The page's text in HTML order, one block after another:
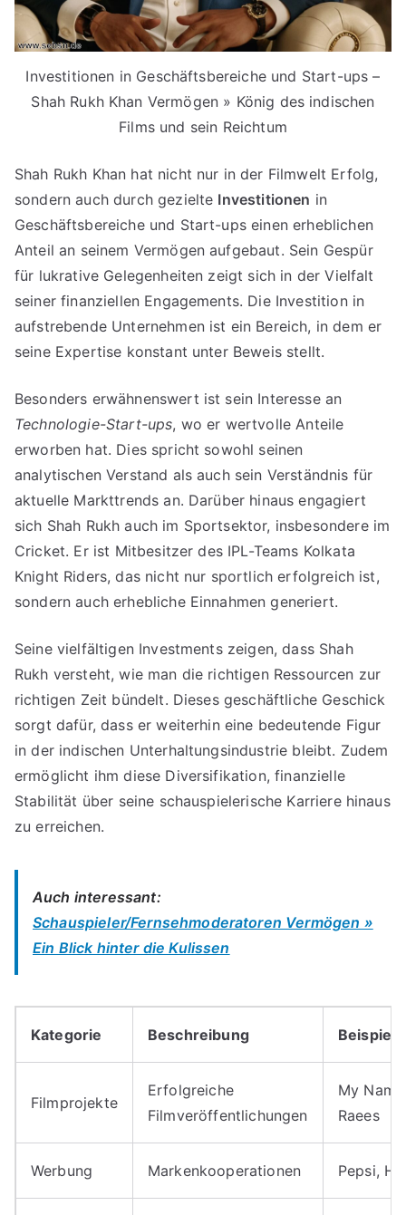
Investitionen in Geschäftsbereiche und Start-ups –
Shah Rukh Khan Vermögen » König des indischen
Films und sein Reichtum
Shah Rukh Khan hat nicht nur in der Filmwelt Erfolg,
sondern auch durch gezielte Investitionen in
Geschäftsbereiche und Start-ups einen erheblichen
Anteil an seinem Vermögen aufgebaut. Sein Gespür
für lukrative Gelegenheiten zeigt sich in der Vielfalt
seiner finanziellen Engagements. Die Investition in
aufstrebende Unternehmen ist ein Bereich, in dem er
seine Expertise konstant unter Beweis stellt.
Besonders erwähnenswert ist sein Interesse an
Technologie-Start-ups, wo er wertvolle Anteile
erworben hat. Dies spricht sowohl seinen
analytischen Verstand als auch sein Verständnis für
aktuelle Markttrends an. Darüber hinaus engagiert
sich Shah Rukh auch im Sportsektor, insbesondere im
Cricket. Er ist Mitbesitzer des IPL-Teams Kolkata
Knight Riders, das nicht nur sportlich erfolgreich ist,
sondern auch erhebliche Einnahmen generiert.
Seine vielfältigen Investments zeigen, dass Shah
Rukh versteht, wie man die richtigen Ressourcen zur
richtigen Zeit bündelt. Dieses geschäftliche Geschick
sorgt dafür, dass er weiterhin eine bedeutende Figur
in der indischen Unterhaltungsindustrie bleibt. Zudem
ermöglicht ihm diese Diversifikation, finanzielle
Stabilität über seine schauspielerische Karriere hinaus
zu erreichen.
Auch interessant:
Schauspieler/Fernsehmoderatoren Vermögen »
Ein Blick hinter die Kulissen
Kategorie Beschreibung Beispiele
Filmprojekte
Erfolgreiche
Filmveröffentlichungen
My
Raees
Werbung Markenkooperationen Pepsi,